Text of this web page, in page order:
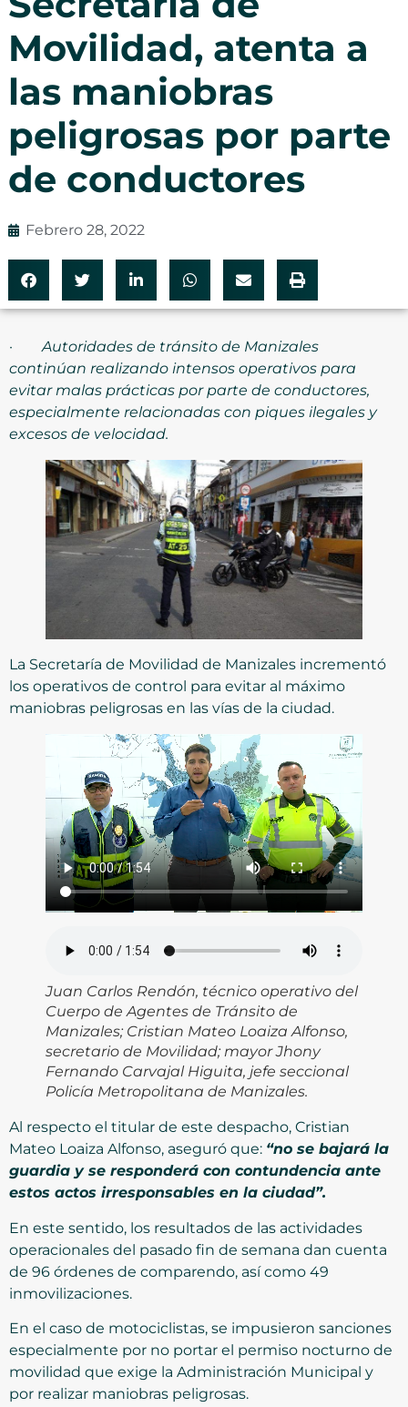
Movilidad, atenta a
las maniobras
peligrosas por parte
de conductores
Febrero 28, 2022
·Autoridades de tránsito de Manizales
continúan realizando intensos operativos para
evitar malas prácticas por parte de conductores,
especialmente relacionadas con piques ilegales y
excesos de velocidad.
La Secretaría de Movilidad de Manizales incrementó
los operativos de control para evitar al máximo
maniobras peligrosas en las vías de la ciudad.
Juan Carlos Rendón, técnico operativo del
Cuerpo de Agentes de Tránsito de
Manizales; Cristian Mateo Loaiza Alfonso,
secretario de Movilidad; mayor Jhony
Fernando Carvajal Higuita, jefe seccional
Policía Metropolitana de Manizales.
Al respecto el titular de este despacho, Cristian
Mateo Loaiza Alfonso, aseguró que: “no se bajará la
guardia y se responderá con contundencia ante
estos actos irresponsables en la ciudad”.
En este sentido, los resultados de las actividades
operacionales del pasado fin de semana dan cuenta
de 96 órdenes de comparendo, así como 49
inmovilizaciones.
En el caso de motociclistas, se impusieron sanciones
especialmente por no portar el permiso nocturno de
movilidad que exige la Administración Municipal y
por realizar maniobras peligrosas.